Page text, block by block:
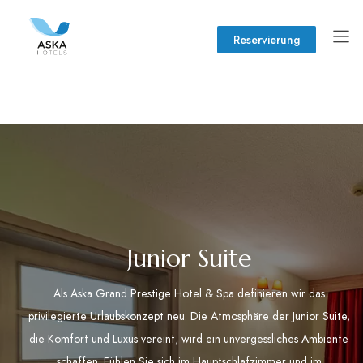
Reservierung
Junior Suite
Als Aska Grand Prestige Hotel & Spa definieren wir das
privilegierte Urlaubskonzept neu. Die Atmosphäre der Junior Suite,
die Komfort und Luxus vereint, wird ein unvergessliches Ambiente